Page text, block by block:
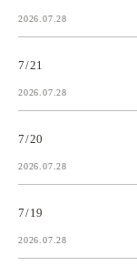
2026.07.28
7/21
2026.07.28
7/20
2026.07.28
7/19
2026.07.28